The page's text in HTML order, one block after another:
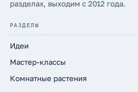
разделах, выходим с 2012 года.
РАЗДЕЛЫ
Идеи
Мастер-классы
Комнатные растения